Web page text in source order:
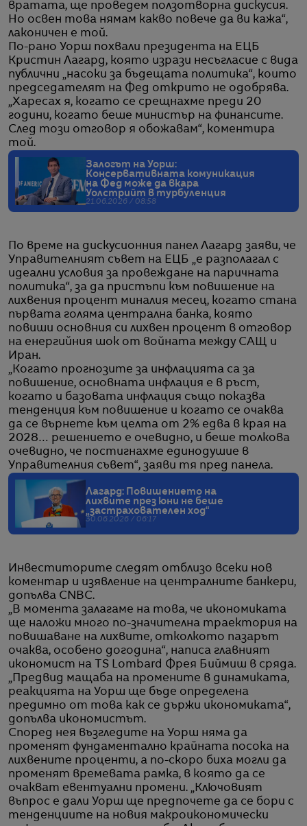
вратата, ще проведем ползотворна дискусия.
Но освен това нямам какво повече да ви кажа“,
лаконичен е той.
По-рано Уорш похвали президента на ЕЦБ
Кристин Лагард, която изрази несъгласие с вида
публични „насоки за бъдещата политика“, които
председателят на Фед открито не одобрява.
„Харесах я, когато се срещнахме преди 20
години, когато беше министър на финансите.
След този отговор я обожавам“, коментира
той.
Залогът на Уорш:
Консервативната комуникация
на Фед може да вкара
Уолстрийт в турбуленция
21.06.2026 / 08:58
По време на дискусионния панел Лагард заяви, че
Управителният съвет на ЕЦБ „е разполагал с
идеални условия за провеждане на паричната
политика“, за да пристъпи към повишение на
лихвения процент миналия месец, когато стана
първата голяма централна банка, която
повиши основния си лихвен процент в отговор
на енергийния шок от войната между САЩ и
Иран.
„Когато прогнозите за инфлацията са за
повишение, основната инфлация е в ръст,
когато и базовата инфлация също показва
тенденция към повишение и когато се очаква
да се върнете към целта от 2% едва в края на
2028… решението е очевидно, и беше толкова
очевидно, че постигнахме единодушие в
Управителния съвет“, заяви тя пред панела.
Лагард: Повишението на
лихвите през юни не беше
„застрахователен ход“
30.06.2026 / 06:17
Инвеститорите следят отблизо всеки нов
коментар и изявление на централните банкери,
допълва CNBC.
„В момента залагаме на това, че икономиката
ще наложи много по-значителна траектория на
повишаване на лихвите, отколкото пазарът
очаква, особено догодина“, написа главният
икономист на TS Lombard Фрея Биймиш в сряда.
„Предвид мащаба на промените в динамиката,
реакцията на Уорш ще бъде определена
предимно от това как се държи икономиката“,
допълва икономистът.
Според нея възгледите на Уорш няма да
променят фундаментално крайната посока на
лихвените проценти, а по-скоро биха могли да
променят времевата рамка, в която да се
очакват евентуални промени. „Ключовият
въпрос е дали Уорш ще предпочете да се бори с
тенденциите на новия макроикономически